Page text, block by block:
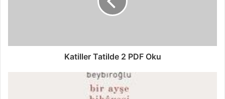
Katiller Tatilde 2 PDF Oku